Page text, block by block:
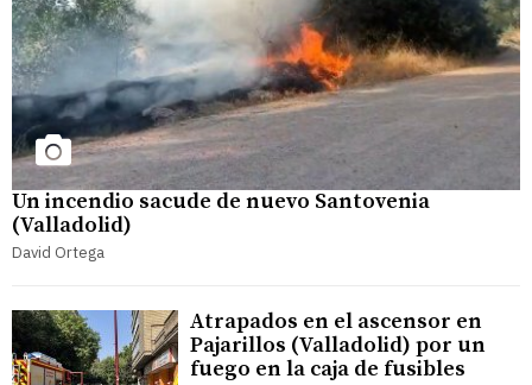
Un incendio sacude de nuevo Santovenia
(Valladolid)
David Ortega
Atrapados en el ascensor en
Pajarillos (Valladolid) por un
fuego en la caja de fusibles